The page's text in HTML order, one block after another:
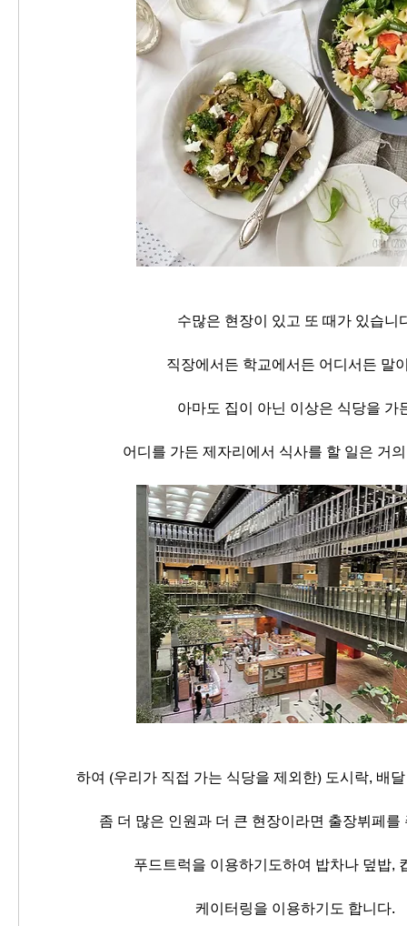
수많은 현장이 있고 또 때가 있습니
직장에서든 학교에서든 어디서든 말
아마도 집이 아닌 이상은 식당을 가
어디를 가든 제자리에서 식사를 할 일은 거
하여 (우리가 직접 가는 식당을 제외한) 도시락, 배
좀 더 많은 인원과 더 큰 현장이라면 출장뷔페를
푸드트럭을 이용하기도하여 밥차나 덮밥,
케이터링을 이용하기도 합니다.